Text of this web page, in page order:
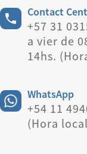
Contact
+57 31
a vier de
14hs.
WhatsApp
+54 11
(Hora